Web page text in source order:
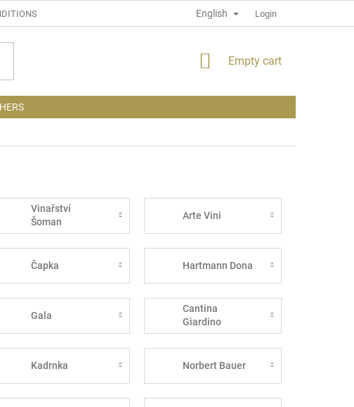
INFORMATION ABOUT THE SITE
English Login
SHOPPING
Empty cart
Vinařství
Šoman
Arte Vini
Čapka Hartmann Dona
Gala
Cantina
Giardino
Kadrnka Norbert Bauer